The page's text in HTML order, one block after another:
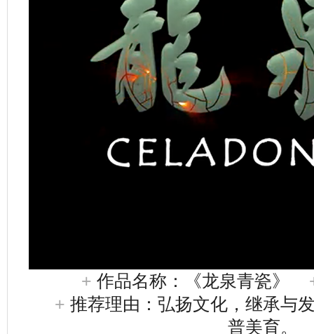
+ 作品名称：《龙泉青瓷》
+ 推荐理由：弘扬文化，继承与
普美育。